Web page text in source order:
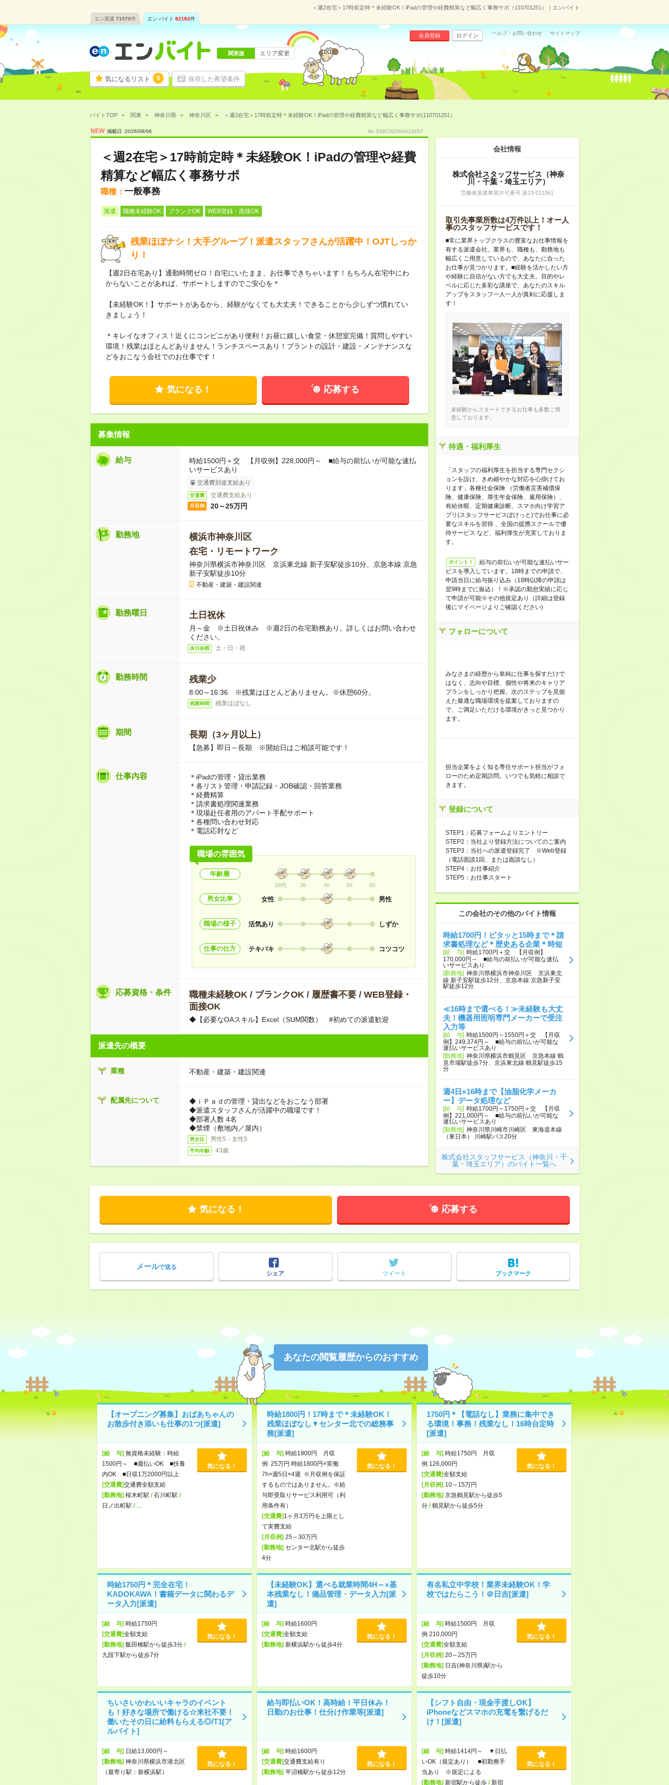
＜週2在宅＞17時前定時＊未経験OK！iPadの管理や経費精算など幅広く事務サポ（110701251）｜エンバイト
エン派遣 71570件 エン バイト 82182件
気になるリスト 0 保存した希望条件
会員登録 ログイン ヘルプ・お問い合わせ サイトマップ
関東版 エリア変更
バイトTOP 関東 神奈川県 神奈川区 ＜週2在宅＞17時前定時＊未経験OK！iPadの管理や経費精算など幅広く事務サポ(110701251）
NEW 掲載日 :2026/08/06 No.SSKCS2504413457
＜週2在宅＞17時前定時＊未経験OK！iPadの管理や経費
精算など幅広く事務サポ
職種： 一般事務
派遣 職種未経験OK ブランクOK WEB登録・面接OK
残業ほぼナシ！大手グループ！派遣スタッフさんが活躍中！OJTしっか
り！
【週2日在宅あり】通勤時間ゼロ！自宅にいたまま、お仕事できちゃいます！もちろん在宅中にわ
からないことがあれば、サポートしますのでご安心を＊
【未経験OK！】サポートがあるから、経験がなくても大丈夫！できることから少しずつ慣れてい
きましょう！
＊キレイなオフィス！近くにコンビニがあり便利！お昼に嬉しい食堂・休憩室完備！質問しやすい
環境！残業はほとんどありません！ランチスペースあり！プラントの設計・建設・メンテナンスな
どをおこなう会社でのお仕事です！
気になる！ 応募する
募集情報
給与
時給1500円＋交 【月収例】228,000円～ ■給与の前払いが可能な速払
いサービスあり
交通費別途支給あり
交通費 交通費支給あり
月収例 20～25万円
勤務地
横浜市神奈川区
在宅・リモートワーク
神奈川県横浜市神奈川区 京浜東北線 新子安駅徒歩10分、京急本線 京急
新子安駅徒歩10分
不動産・建築・建設関連
勤務曜日 土日祝休
月～金 ※土日祝休み ※週2日の在宅勤務あり。詳しくはお問い合わせ
ください。
休日休暇 土・日・祝
勤務時間 残業少
8:00～16:36 ※残業はほとんどありません。※休憩60分。
残業時間 残業ほぼなし
期間 長期（3ヶ月以上）
【急募】即日～長期 ※開始日はご相談可能です！
仕事内容
＊iPadの管理・貸出業務
＊各リスト管理・申請記録・JOB確認・回答業務
＊経費精算
＊請求書処理関連業務
＊現場赴任者用のアパート手配サポート
＊各種問い合わせ対応
＊電話応対など
職場の雰囲気
年齢層
20代 30 40 50 60
男女比率 女性 男性
職場の様子 活気あり しずか
仕事の仕方 テキパキ コツコツ
応募資格・条件
職種未経験OK / ブランクOK / 履歴書不要 / WEB登録・
面接OK
◆【必要なOAスキル】Excel（SUM関数） #初めての派遣歓迎
派遣先の概要
業種 不動産・建築・建設関連
配属先について
◆ｉＰａｄの管理・貸出などをおこなう部署
◆派遣スタッフさんが活躍中の職場です！
◆部署人数 4名
◆禁煙（敷地内／屋内）
男女比 男性5・女性5
平均年齢 43歳
会社情報
株式会社スタッフサービス（神奈
川・千葉・埼玉エリア）
労働者派遣事業許可番号:派13-011061
取引先事業所数は4万件以上！オー人
事のスタッフサービスです！
■常に業界トップクラスの豊富なお仕事情報を
有する派遣会社。業界も、職種も、勤務地も
幅広くご用意しているので、あなたに合った
お仕事が見つかります。■経験を活かしたい方
や経験に自信がない方でも大丈夫。目的やレ
ベルに応じた多彩な講座で、あなたのスキル
アップをスタッフ一人一人が真剣に応援しま
す！
未経験からスタートできるお仕事も多数ご用
意しております。
待遇・福利厚生
「スタッフの福利厚生を担当する専門セクシ
ョンを設け、きめ細やかな対応を心掛けてお
ります」各種社会保険 （労働者災害補償保
険、健康保険、厚生年金保険、雇用保険）、
有給休暇、定期健康診断、スマホ向け学習ア
プリ(スタッフサービスぽけっと)でお仕事に必
要なスキルを習得 、全国の提携スクールで優
待サービス など、福利厚生が充実しておりま
す。
ポイント！
給与の前払いが可能な速払いサー
ビスを導入しています。18時までの申請で、
申請当日に給与振り込み（18時以降の申請は
翌9時までに振込）！※承認の勤怠実績に応じ
て申請が可能※その他規定あり（詳細は登録
後にマイページよりご確認ください)
フォローについて
みなさまの経歴から単純に仕事を探すだけで
はなく、志向や目標、個性や将来のキャリア
プランをしっかり把握。次のステップを見据
えた最適な職場環境を提案しておりますの
で、ご満足いただける環境がきっと見つかり
ます。
担当企業をよく知る専任サポート担当がフォ
ローのため定期訪問。いつでも気軽に相談で
きます。
登録について
STEP1：応募フォームよりエントリー
STEP2：当社より登録方法についてのご案内
STEP3：当社への派遣登録完了 ※Web登録
（電話面談1回、または面談なし）
STEP4：お仕事紹介
STEP5：お仕事スタート
この会社のその他のバイト情報
時給1700円！ピタッと15時まで＊請
求書処理など＊歴史ある企業＊時短
[給 与] 時給1700円＋交 【月収例】
170,000円～ ■給与の前払いが可能な速払
いサービスあり
[勤務地] 神奈川県横浜市神奈川区 京浜東北
線 新子安駅徒歩12分、京急本線 京急新子安
駅徒歩12分
≪16時まで選べる！≫未経験も大丈
夫！機器用照明専門メーカーで受注
入力等
[給 与] 時給1500円～1550円＋交 【月収
例】249,374円～ ■給与の前払いが可能な
速払いサービスあり
[勤務地] 神奈川県横浜市鶴見区 京急本線 鶴
見市場駅徒歩7分、京浜東北線 鶴見駅徒歩15
分
週4日×16時まで【油脂化学メーカ
ー】データ処理など
[給 与] 時給1700円～1750円＋交 【月収
例】221,000円～ ■給与の前払いが可能な
速払いサービスあり
[勤務地] 神奈川県川崎市川崎区 東海道本線
（東日本） 川崎駅バス20分
株式会社スタッフサービス（神奈川・千
葉・埼玉エリア）のバイト一覧へ
気になる！ 応募する
メールで送る
シェア
ツイート ブックマーク
あなたの閲覧履歴からのおすすめ
【オープニング募集】おばあちゃんの
お散歩付き添いも仕事の1つ[派遣]
[給 与]無資格未経験：時給
1500円～ ■週払いOK ■扶養
内OK ■日収1万2000円以上
[交通費]交通費全額支給
[勤務地]桜木町駅 /石川町駅 /
日ノ出町駅 /
気になる！
時給1800円！17時まで＊未経験OK！
残業ほぼなし▼センター北での総務事
務[派遣]
[給 与]時給1800円 月収
例 25万円 時給1800円×実働
7h×週5日×4週 ※月収例を保証
するものではありません。※給
与即受取りサービス利用可（利
用条件有）
[交通費]1ヶ月3万円を上限とし
て実費支給
[月収例]25～30万円
[勤務地]センター北駅から徒歩
4分
気になる！
1750円＊【電話なし】業務に集中でき
る環境！事務！残業なし！16時台定時
[派遣]
[給 与]時給1750円 月収
例 126,000円
[交通費]全額支給
[月収例]10～15万円
[勤務地]京急鶴見駅から徒歩5
分/鶴見駅から徒歩5分
気になる！
時給1750円＊完全在宅！
KADOKAWA！書籍データに関わるデ
ータ入力[派遣]
[給 与]時給1750円
[交通費]全額支給
[勤務地]飯田橋駅から徒歩3分/
九段下駅から徒歩7分
気になる！
【未経験OK】選べる就業時間4H～×基
本残業なし！備品管理・データ入力[派
遣]
[給 与]時給1600円
[交通費]全額支給
[勤務地]新横浜駅から徒歩4分
気になる！
有名私立中学校！業界未経験OK！学
校ではたらこう！＠日吉[派遣]
[給 与]時給1500円 月収
例 210,000円
[交通費]全額支給
[月収例]20～25万円
[勤務地]日吉(神奈川県)駅から
徒歩10分
気になる！
ちいさいかわいいキャラのイベント
も！好きな場所で働ける☆来社不要！
働いたその日に給料もらえる◎/T1[ア
ルバイト]
[給 与]日給13,000円～
[勤務地]神奈川県横浜市港北区
（最寄り駅：新横浜駅）
気になる！
給与即払いOK！高時給！平日休み！
日勤のお仕事！仕分け作業等[派遣]
[給 与]時給1600円
[交通費]交通費支給有り
[勤務地]平沼橋駅から徒歩12分
気になる！
【シフト自由・現金手渡しOK】
iPhoneなどスマホの充電を繋げるだ
け！[派遣]
[給 与]時給1414円～ ▼日払
いOK（規定あり） ■初勤務手
当あり ※規定による
[勤務地]新宿駅から徒歩/新宿
気になる！